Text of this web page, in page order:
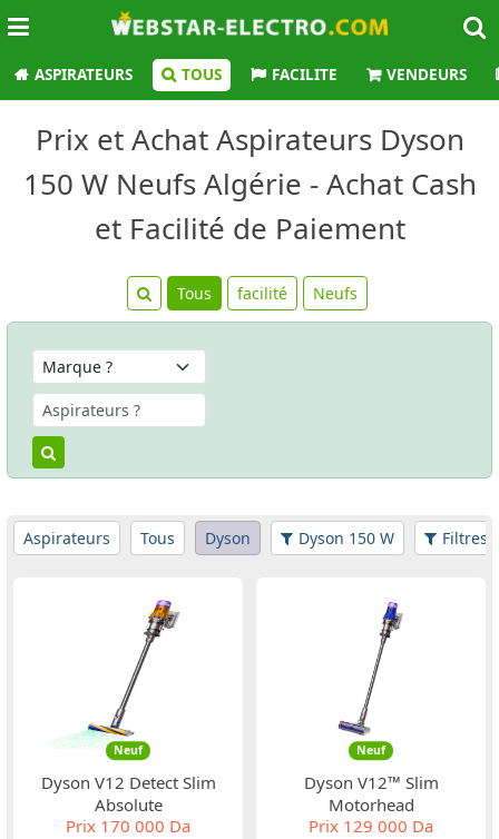
ASPIRATEURS TOUS FACILITE VENDEURS
Prix et Achat Aspirateurs Dyson
150 W Neufs Algérie - Achat Cash
et Facilité de Paiement
Tous facilité Neufs
Aspirateurs Tous Dyson Dyson 150 W Filtres
Neuf
Dyson V12 Detect Slim
Absolute
Prix 170 000 Da
Neuf
Dyson V12™ Slim
Motorhead
Prix 129 000 Da